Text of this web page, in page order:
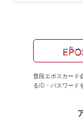
普段エポスカード
るID・パスワード